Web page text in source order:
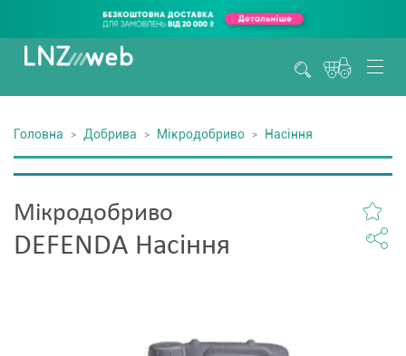
Головна Добрива Мікродобриво Насіння
Мікродобриво
DEFENDA Насіння